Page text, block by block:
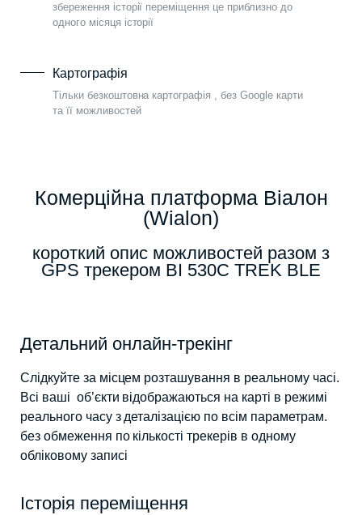
збереження історії переміщення це приблизно до
одного місяця історії
Картографія
Тільки безкоштовна картографія , без Google карти
та її можливостей
Комерційна платформа Віалон
(Wialon)
короткий опис можливостей разом з
GPS трекером BI 530C TREK BLE
Детальний онлайн-трекінг
Слідкуйте за місцем розташування в реальному часі.
Всі ваші об’єкти відображаються на карті в режимі
реального часу з деталізацією по всім параметрам.
без обмеження по кількості трекерів в одному
обліковому записі
Історія переміщення